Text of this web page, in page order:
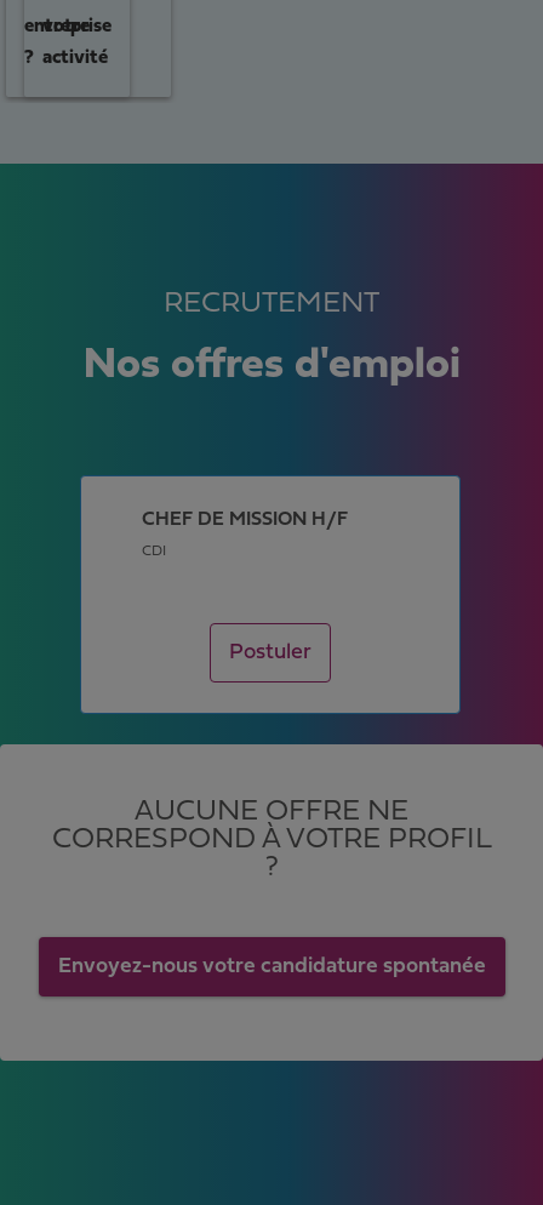
entreprise
?
votre
activité
RECRUTEMENT
Nos offres d'emploi
CHEF DE MISSION H/F
CDI
Postuler
AUCUNE OFFRE NE
CORRESPOND À VOTRE PROFIL
?
Envoyez-nous votre candidature spontanée